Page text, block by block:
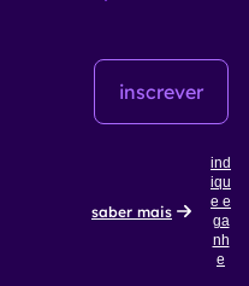
inscrever
saber mais
ind
iqu
e e
ga
nh
e